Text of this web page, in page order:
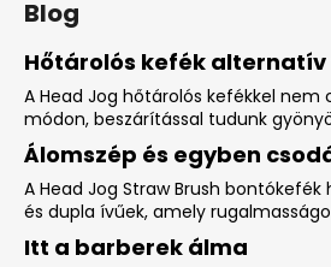
Blog
Hőtárolós kefék
A Head Jog hőtárolós kefékkel nem
módon, beszárítással tudunk
Álomszép és egyben
A Head Jog Straw Brush bontókefék
és dupla ívűek, amely
Itt a barberek álma